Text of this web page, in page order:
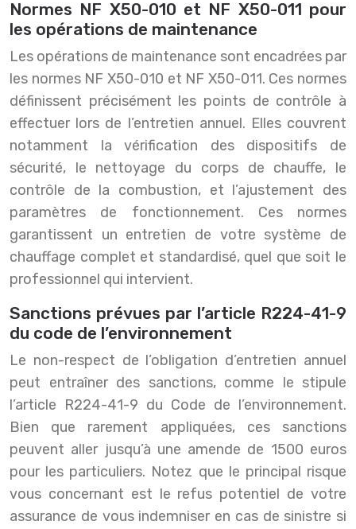
Normes NF X50-010 et NF X50-011 pour
les opérations de maintenance
Les opérations de maintenance sont encadrées par
les normes NF X50-010 et NF X50-011. Ces normes
définissent précisément les points de contrôle à
effectuer lors de l’entretien annuel. Elles couvrent
notamment la vérification des dispositifs de
sécurité, le nettoyage du corps de chauffe, le
contrôle de la combustion, et l’ajustement des
paramètres de fonctionnement. Ces normes
garantissent un entretien de votre système de
chauffage complet et standardisé, quel que soit le
professionnel qui intervient.
Sanctions prévues par l’article R224-41-9
du code de l’environnement
Le non-respect de l’obligation d’entretien annuel
peut entraîner des sanctions, comme le stipule
l’article R224-41-9 du Code de l’environnement.
Bien que rarement appliquées, ces sanctions
peuvent aller jusqu’à une amende de 1500 euros
pour les particuliers. Notez que le principal risque
vous concernant est le refus potentiel de votre
assurance de vous indemniser en cas de sinistre si